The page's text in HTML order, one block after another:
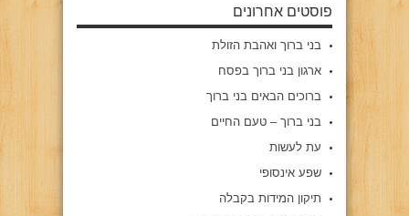
פוסטים אחרונים
בני ברוך ואהבת הזולת
ארגון בני ברוך בפסח
ברוכים הבאים בני ברוך
בני ברוך – טעם החיים
עת לעשות
שפע אינסופי
תיקון המידות בקבלה